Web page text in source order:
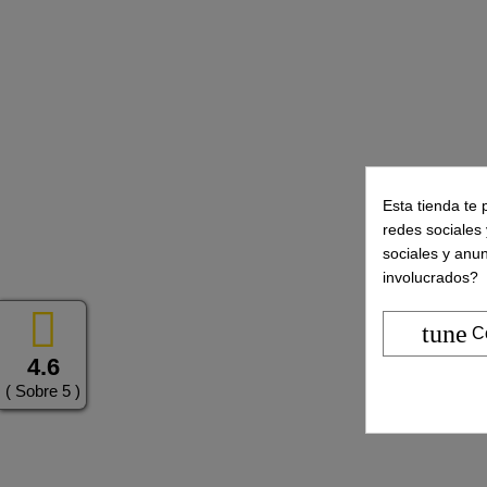
4.6
( Sobre 5 )
Esta tienda te
redes
sociales y
involucrados?
tune